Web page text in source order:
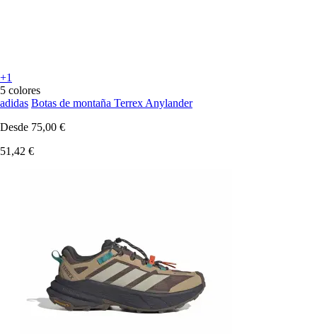
+1
5 colores
adidas Botas de montaña Terrex Anylander
Desde 75,00 €
51,42 €